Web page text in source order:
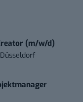
(m/w/d)
Düsseldorf